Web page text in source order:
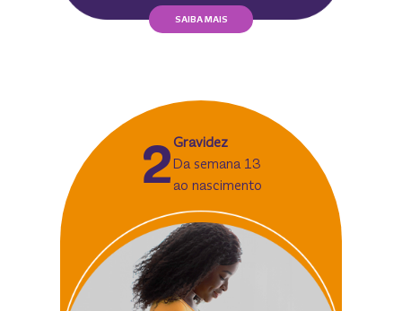
SAIBA MAIS
2 Gravidez
Da semana 13
ao nascimento